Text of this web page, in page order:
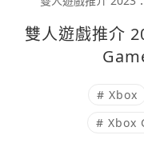
雙人遊戲推介
# Xbox
# Xbox